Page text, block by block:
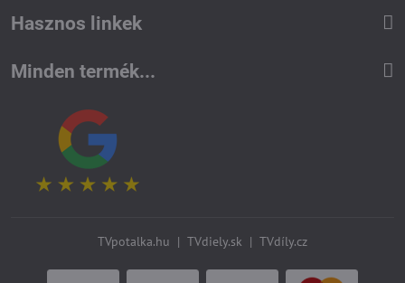
Hasznos linkek
Minden termék...
TVpotalka.hu | TVdiely.sk | TVdíly.cz